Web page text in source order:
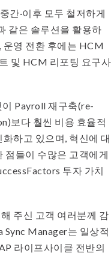
간·이후 모두 철저하게
같은 솔루션을 활용하
운영 전환 후에는 HCM
및 HCM 리포팅 요구사
Payroll 재구축(re-
보다 훨씬 비용 효율적
하고 있으며, 혁신에 대
점들이 수많은 고객에게
투자 가치
주신 고객 여러분께 감
Sync Manager는 일상적
라이프사이클 전반의